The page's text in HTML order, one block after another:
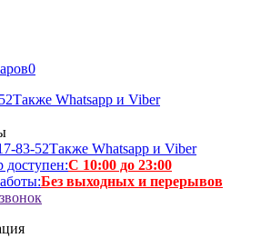
0
Также Whatsapp и Viber
83-52Также Whatsapp и Viber
доступен:С 10:00 до 23:00
Без выходных и перерывов